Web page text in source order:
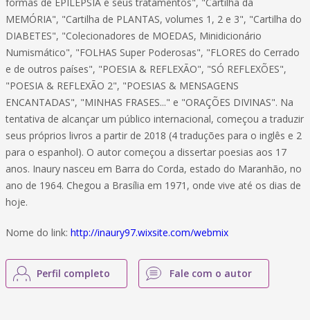
MEMÓRIA", "Cartilha de PLANTAS, volumes 1, 2 e 3", "Cartilha do
DIABETES", "Colecionadores de MOEDAS, Minidicionário
Numismático", "FOLHAS Super Poderosas", "FLORES do Cerrado
e de outros países", "POESIA & REFLEXÃO", "SÓ REFLEXÕES",
"POESIA & REFLEXÃO 2", "POESIAS & MENSAGENS
ENCANTADAS", "MINHAS FRASES..." e "ORAÇÕES DIVINAS". Na
tentativa de alcançar um público internacional, começou a traduzir
seus próprios livros a partir de 2018 (4 traduções para o inglês e 2
para o espanhol). O autor começou a dissertar poesias aos 17
anos. Inaury nasceu em Barra do Corda, estado do Maranhão, no
ano de 1964. Chegou a Brasília em 1971, onde vive até os dias de
hoje.
Nome do link: http://inaury97.wixsite.com/webmix
Perfil completo Fale com o autor